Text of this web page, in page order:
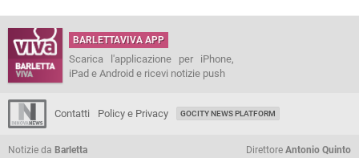
BARLETTAVIVA APP
Scarica l'applicazione per iPhone,
iPad e Android e ricevi notizie push
Contatti Policy e Privacy GOCITY NEWS PLATFORM
Notizie da Barletta Direttore Antonio Quinto